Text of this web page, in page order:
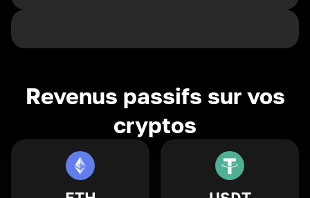
Revenus passifs sur vos
cryptos